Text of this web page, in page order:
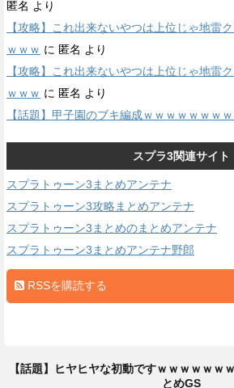
匿名 より
【攻略】これ出来ないやつは上位じゃ地雷
ｗｗｗ に 匿名 より
【攻略】これ出来ないやつは上位じゃ地雷
ｗｗｗ に 匿名 より
【話題】甲子園のブキ編成ｗｗｗｗｗｗｗ
スプラ3関連サイト
スプラトゥーン3まとめアンテナ
スプラトゥーン3攻略まとめアンテナ
スプラトゥーン3まとめのまとめアンテナ
スプラトゥーン3まとめアンテナ野郎
RSSを購読する
【話題】ヒヤヒヤな初動ですｗｗｗｗｗｗ
とめGS